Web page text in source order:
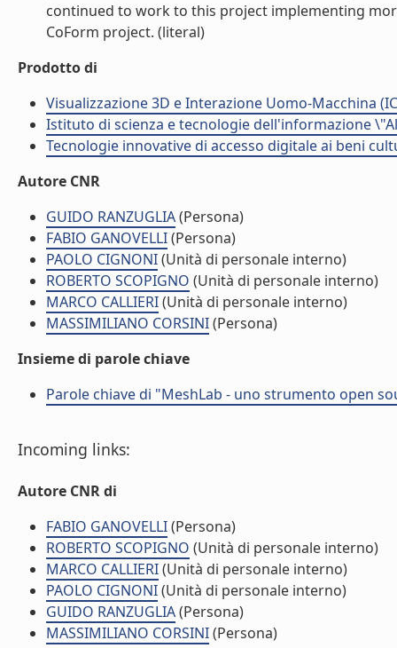
continued to work to this project implementing
CoForm project. (literal)
Prodotto di
Visualizzazione 3D e Interazione Uomo-Macchina
Istituto di scienza e tecnologie dell'informazione
Tecnologie innovative di accesso digitale ai beni
Autore CNR
GUIDO RANZUGLIA(Persona)
FABIO GANOVELLI(Persona)
PAOLO CIGNONI(Unità di personale interno)
ROBERTO SCOPIGNO (Unità di personale interno)
MARCO CALLIERI(Unità di personale interno)
MASSIMILIANO CORSINI(Persona)
Insieme di parole chiave
Parole chiave di "MeshLab - uno strumento open
Incoming links:
Autore CNR di
FABIO GANOVELLI(Persona)
ROBERTO SCOPIGNO (Unità di personale interno)
MARCO CALLIERI(Unità di personale interno)
PAOLO CIGNONI(Unità di personale interno)
GUIDO RANZUGLIA(Persona)
MASSIMILIANO CORSINI(Persona)